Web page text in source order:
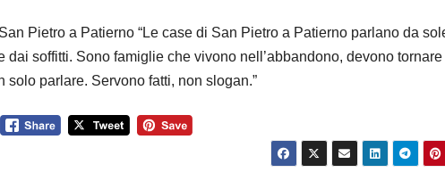
Pietro a Patierno “Le case di San Pietro a Patierno parlano da
soffitti. Sono famiglie che vivono nell’abbandono, devono tornare
parlare. Servono fatti, non slogan.”